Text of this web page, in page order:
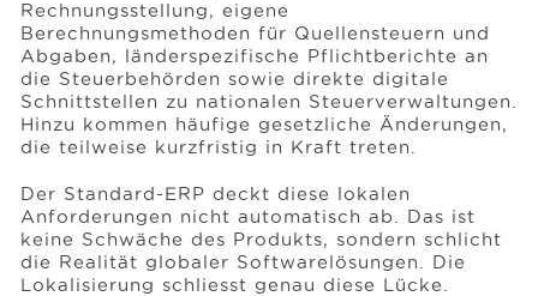
Rechnungsstellung, eigene
Berechnungsmethoden für Quellensteuern und
Abgaben, länderspezifische Pflichtberichte an
die Steuerbehörden sowie direkte digitale
Schnittstellen zu nationalen Steuerverwaltungen.
Hinzu kommen häufige gesetzliche Änderungen,
die teilweise kurzfristig in Kraft treten.
Der Standard-ERP deckt diese lokalen
Anforderungen nicht automatisch ab. Das ist
keine Schwäche des Produkts, sondern schlicht
die Realität globaler Softwarelösungen. Die
Lokalisierung schliesst genau diese Lücke.